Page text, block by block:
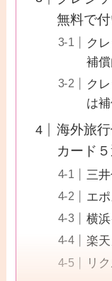
無料で
ク
補
ク
は
海外旅
カード
三
エ
横
楽
リ